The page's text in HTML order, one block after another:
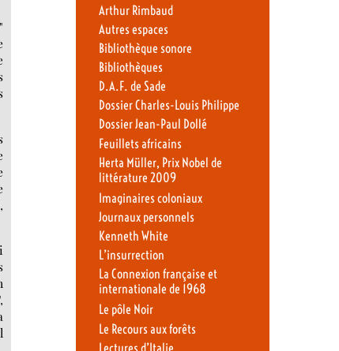
Arthur Rimbaud
Autres espaces
Bibliothèque sonore
Bibliothèques
D.A.F. de Sade
Dossier Charles-Louis Philippe
Dossier Jean-Paul Dollé
Feuillets africains
Herta Müller, Prix Nobel de
littérature 2009
Imaginaires coloniaux
Journaux personnels
Kenneth White
L’insurrection
La Connexion française et
internationale de 1968
Le pôle Noir
Le Recours aux forêts
Lectures d’Italie